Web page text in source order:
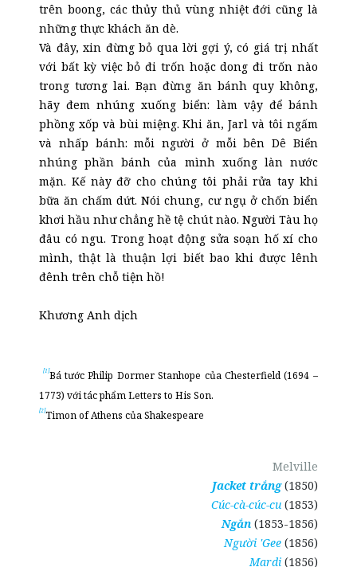
trên boong, các thủy thủ vùng nhiệt đới cũng là
những thực khách ăn dè.
Và đây, xin đừng bỏ qua lời gợi ý, có giá trị nhất
với bất kỳ việc bỏ đi trốn hoặc dong đi trốn nào
trong tương lai. Bạn đừng ăn bánh quy không,
hãy đem nhúng xuống biển: làm vậy để bánh
phồng xốp và bùi miệng. Khi ăn, Jarl và tôi ngấm
và nhấp bánh: mỗi người ở mỗi bên Dê Biển
nhúng phần bánh của mình xuống làn nước
mặn. Kế này đỡ cho chúng tôi phải rửa tay khi
bữa ăn chấm dứt. Nói chung, cư ngụ ở chốn biển
khơi hầu như chẳng hề tệ chút nào. Người Tàu họ
đâu có ngu. Trong hoạt động sửa soạn hố xí cho
mình, thật là thuận lợi biết bao khi được lênh
đênh trên chỗ tiện hồ!
Khương Anh dịch
[1]Bá tước Philip Dormer Stanhope của Chesterfield (1694 –
1773) với tác phẩm Letters to His Son.
[2]Timon of Athens của Shakespeare
Melville
Jacket trắng(1850)
Cúc-cà-cúc-cu (1853)
Ngắn(1853-1856)
Người 'Gee(1856)
Mardi(1856)